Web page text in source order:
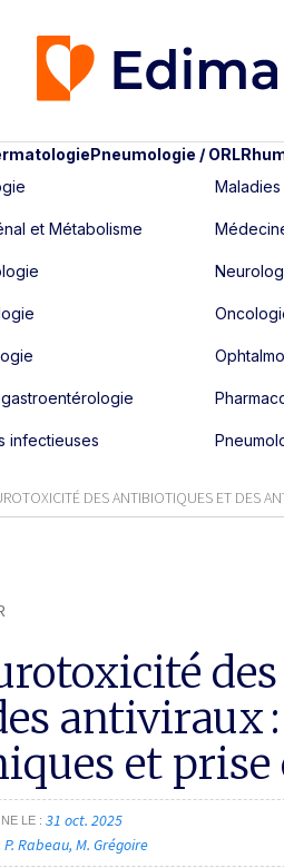
Pneumologie / ORL
et Métabolisme
infectieuses
Maladies
DES ANTIBIOTIQUES ET DES
antiviraux
et prise
LE 31 oct. 2025
P. Rabeau M. Grégoire